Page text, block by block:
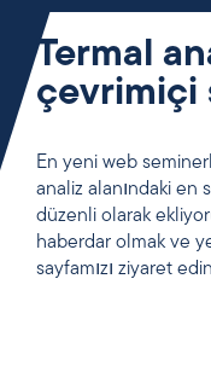
Termal
çevrimiçi
En yeni web
analiz alanındaki en
düzenli olarak
haberdar olmak ve
sayfamızı ziyaret